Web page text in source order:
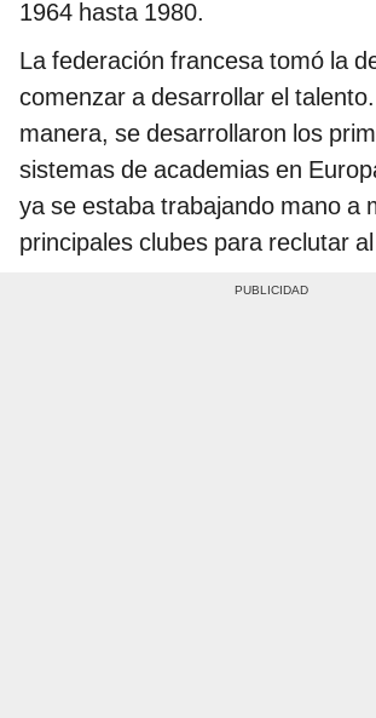
1964 hasta 1980.
La federación francesa tomó la
comenzar a desarrollar el
manera, se desarrollaron los
sistemas de academias en
ya se estaba trabajando mano a
principales clubes para reclutar